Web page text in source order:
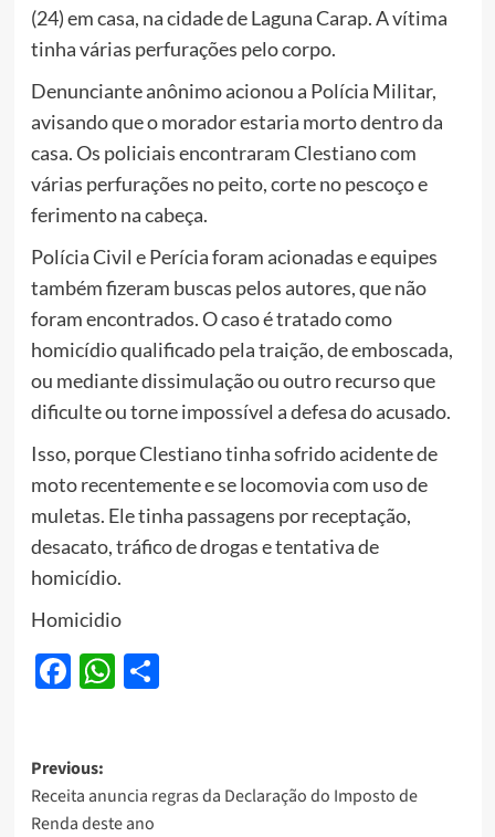
(24) em casa, na cidade de Laguna Carap. A vítima
tinha várias perfurações pelo corpo.
Denunciante anônimo acionou a Polícia Militar,
avisando que o morador estaria morto dentro da
casa. Os policiais encontraram Clestiano com
várias perfurações no peito, corte no pescoço e
ferimento na cabeça.
Polícia Civil e Perícia foram acionadas e equipes
também fizeram buscas pelos autores, que não
foram encontrados. O caso é tratado como
homicídio qualificado pela traição, de emboscada,
ou mediante dissimulação ou outro recurso que
dificulte ou torne impossível a defesa do acusado.
Isso, porque Clestiano tinha sofrido acidente de
moto recentemente e se locomovia com uso de
muletas. Ele tinha passagens por receptação,
desacato, tráfico de drogas e tentativa de
homicídio.
Homicidio
Facebook
WhatsApp
Share
Post
navigation
Previous:
Receita anuncia regras da Declaração do Imposto de
Renda deste ano